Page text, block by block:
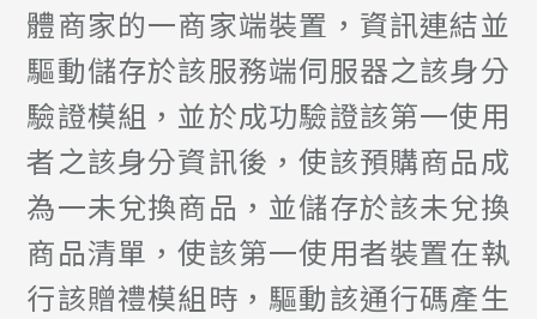
體商家的一商家端裝置，資訊連結並
驅動儲存於該服務端伺服器之該身分
驗證模組，並於成功驗證該第一使用
者之該身分資訊後，使該預購商品成
為一未兌換商品，並儲存於該未兌換
商品清單，使該第一使用者裝置在執
行該贈禮模組時，驅動該通行碼產生